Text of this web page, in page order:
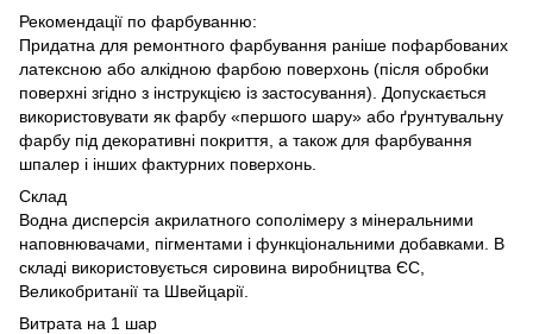
Рекомендації по фарбуванню:
Придатна для ремонтного фарбування раніше пофарбованих
латексною або алкідною фарбою поверхонь (після обробки
поверхні згідно з інструкцією із застосування). Допускається
використовувати як фарбу «першого шару» або ґрунтувальну
фарбу під декоративні покриття, а також для фарбування
шпалер і інших фактурних поверхонь.
Склад
Водна дисперсія акрилатного сополімеру з мінеральними
наповнювачами, пігментами і функціональними добавками. В
складі використовується сировина виробництва ЄС,
Великобританії та Швейцарії.
Витрата на 1 шар